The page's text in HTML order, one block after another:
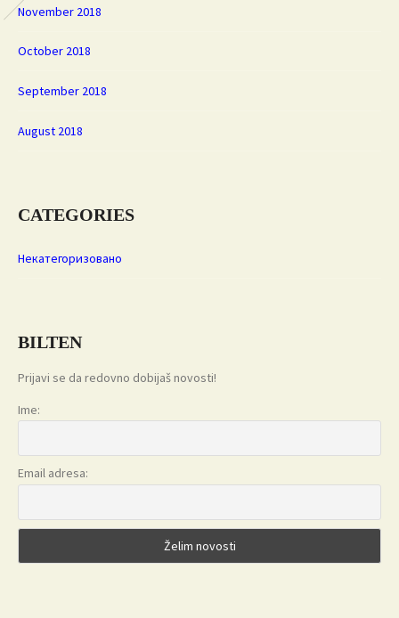
November 2018
October 2018
September 2018
August 2018
CATEGORIES
Некатегоризовано
BILTEN
Prijavi se da redovno dobijaš novosti!
Ime:
Email adresa: